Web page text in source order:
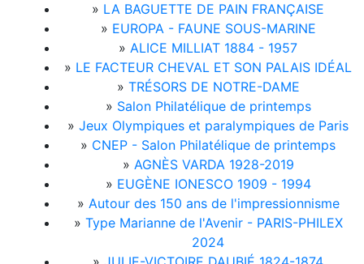
» LA BAGUETTE DE PAIN FRANÇAISE
» EUROPA - FAUNE SOUS-MARINE
» ALICE MILLIAT 1884 - 1957
» LE FACTEUR CHEVAL ET SON PALAIS IDÉAL
» TRÉSORS DE NOTRE-DAME
» Salon Philatélique de printemps
» Jeux Olympiques et paralympiques de Paris
» CNEP - Salon Philatélique de printemps
» AGNÈS VARDA 1928-2019
» EUGÈNE IONESCO 1909 - 1994
» Autour des 150 ans de l'impressionnisme
» Type Marianne de l'Avenir - PARIS-PHILEX
2024